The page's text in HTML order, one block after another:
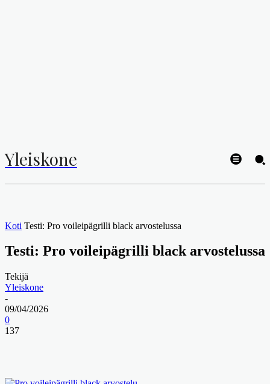
Yleiskone
Koti Testi: Pro voileipägrilli black arvostelussa
Testi: Pro voileipägrilli black arvostelussa
Tekijä
Yleiskone
-
09/04/2026
0
137